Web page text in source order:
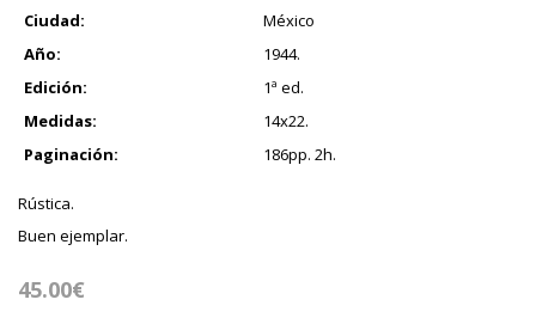
Ciudad:
México
Año:
1944.
Edición:
1ª ed.
Medidas:
14x22.
Paginación:
186pp. 2h.
Rústica.
Buen ejemplar.
45.00€